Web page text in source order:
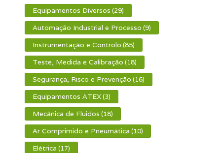
Equipamentos Diversos (29)
Automação Industrial e Processo (9)
Instrumentação e Controlo (85)
Teste, Medida e Calibração (18)
Segurança, Risco e Prevenção (16)
Equipamentos ATEX(3)
Mecânica de Fluidos (18)
Ar Comprimido e Pneumática (10)
Elétrica (17)